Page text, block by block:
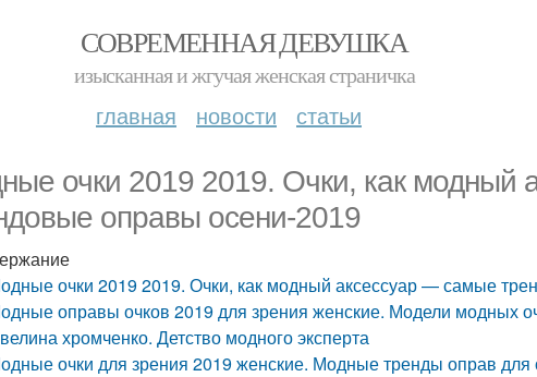
СОВРЕМЕННАЯ ДЕВУШКА
изысканная и жгучая женская страничка
главная новости статьи
очки 2019 2019. Очки, как модный
оправы осени-2019
очки 2019 2019. Очки, как модный аксессуар — самые
оправы очков 2019 для зрения женские. Модели модных
хромченко. Детство модного эксперта
очки для зрения 2019 женские. Модные тренды оправ для